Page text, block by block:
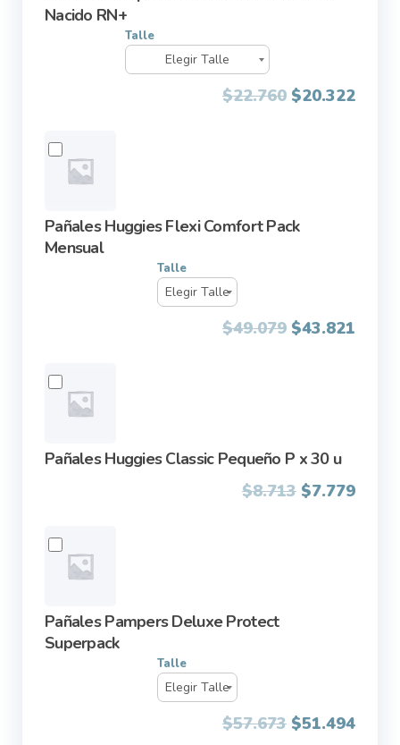
Nacido RN+
Talle
$22.760 $20.322
Pañales Huggies Flexi Comfort Pack
Mensual
Talle
$49.079 $43.821
Pañales Huggies Classic Pequeño P x 30 u
$8.713 Original
$7.779
Pañales Pampers Deluxe Protect
Superpack
Talle
$57.673 $51.494